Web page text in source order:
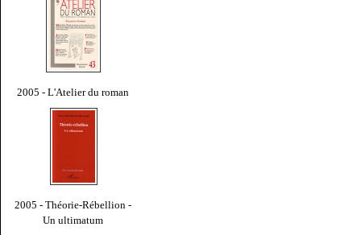
2005 - L'Atelier du roman
2005 - Théorie-Rébellion -
Un ultimatum